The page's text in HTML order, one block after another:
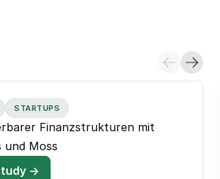
STARTUPS
Finanzstrukturen mit
Moss
→